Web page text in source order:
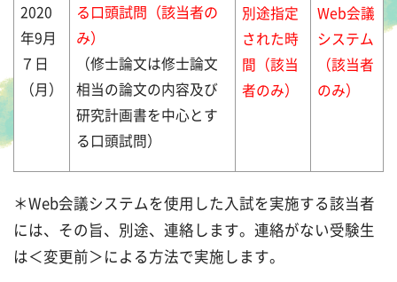
2020
年9月
７日
（月）
る口頭試問（該当者の
み）
（修士論文は修士論文
相当の論文の内容及び
研究計画書を中心とす
る口頭試問）
別途指定
された時
間（該当
者のみ）
Web会議
システム
（該当者
のみ）
＊Web会議システムを使用した入試を実施する該当者
には、その旨、別途、連絡します。連絡がない受験生
は＜変更前＞による方法で実施します。